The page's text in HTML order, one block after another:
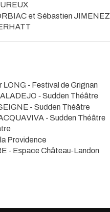
et Sébastien JIMENEZ
LONG - Festival de Grignan
- Sudden Théâtre
- Sudden Théâtre
- Sudden Théâtre
Providence
- Espace Château-Landon